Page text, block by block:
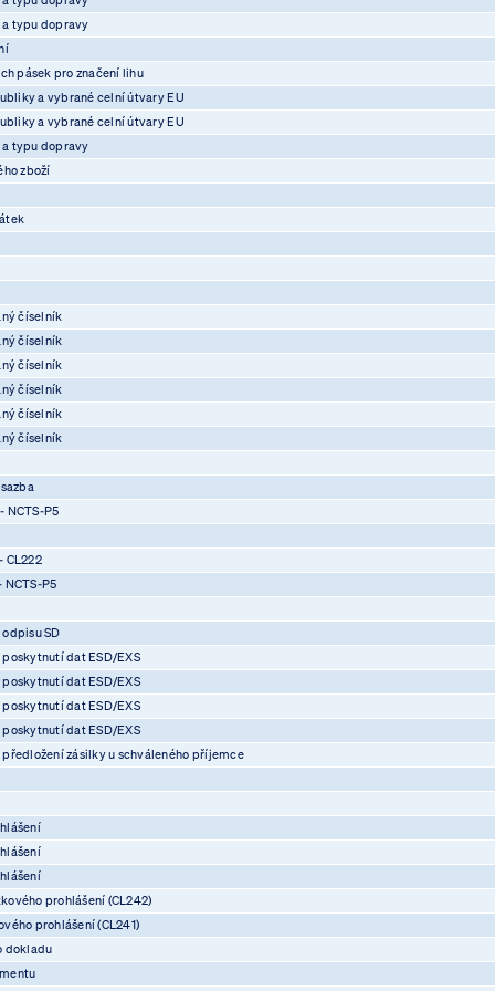
typu dopravy
pásek pro značení lihu
a vybrané celní útvary EU
a vybrané celní útvary EU
typu dopravy
zboží
číselník
číselník
číselník
číselník
číselník
číselník
NCTS-P5
CL222
P5
SD
dat ESD/EXS
dat ESD/EXS
dat ESD/EXS
dat ESD/EXS
zásilky u schváleného příjemce
prohlášení (CL242)
prohlášení (CL241)
dokladu